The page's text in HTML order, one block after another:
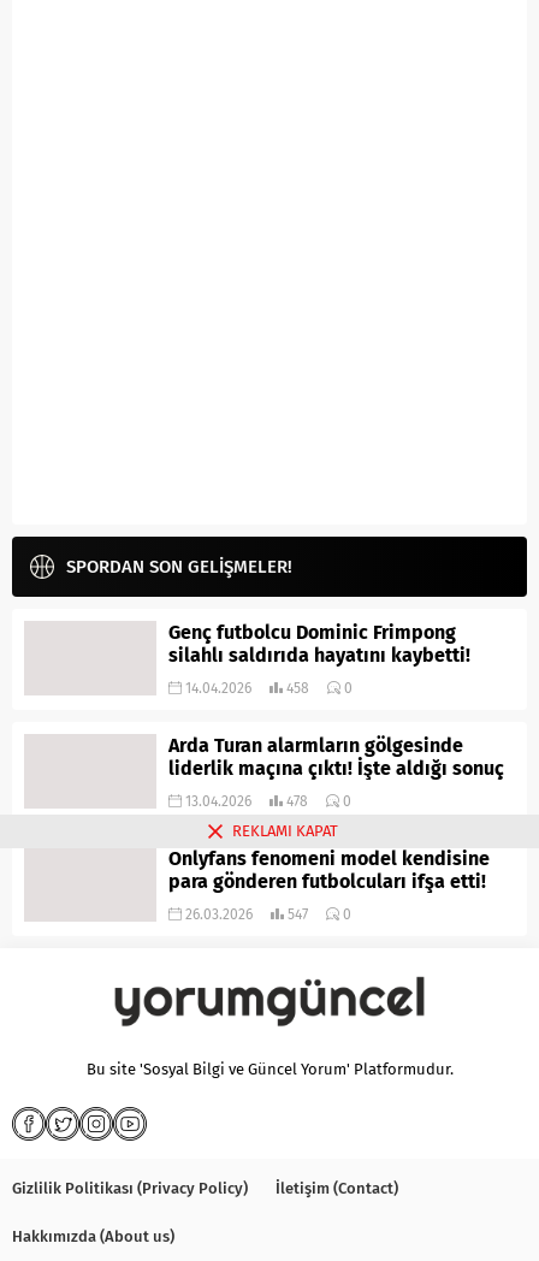
SPORDAN SON GELİŞMELER!
Genç futbolcu Dominic Frimpong
silahlı saldırıda hayatını kaybetti!
14.04.2026 458 0
Arda Turan alarmların gölgesinde
liderlik maçına çıktı! İşte aldığı sonuç
13.04.2026 478 0
Onlyfans fenomeni model kendisine
para gönderen futbolcuları ifşa etti!
26.03.2026 547 0
Bu site 'Sosyal Bilgi ve Güncel Yorum' Platformudur.
Gizlilik Politikası (Privacy Policy) İletişim (Contact)
Hakkımızda (About us)
REKLAMI KAPAT